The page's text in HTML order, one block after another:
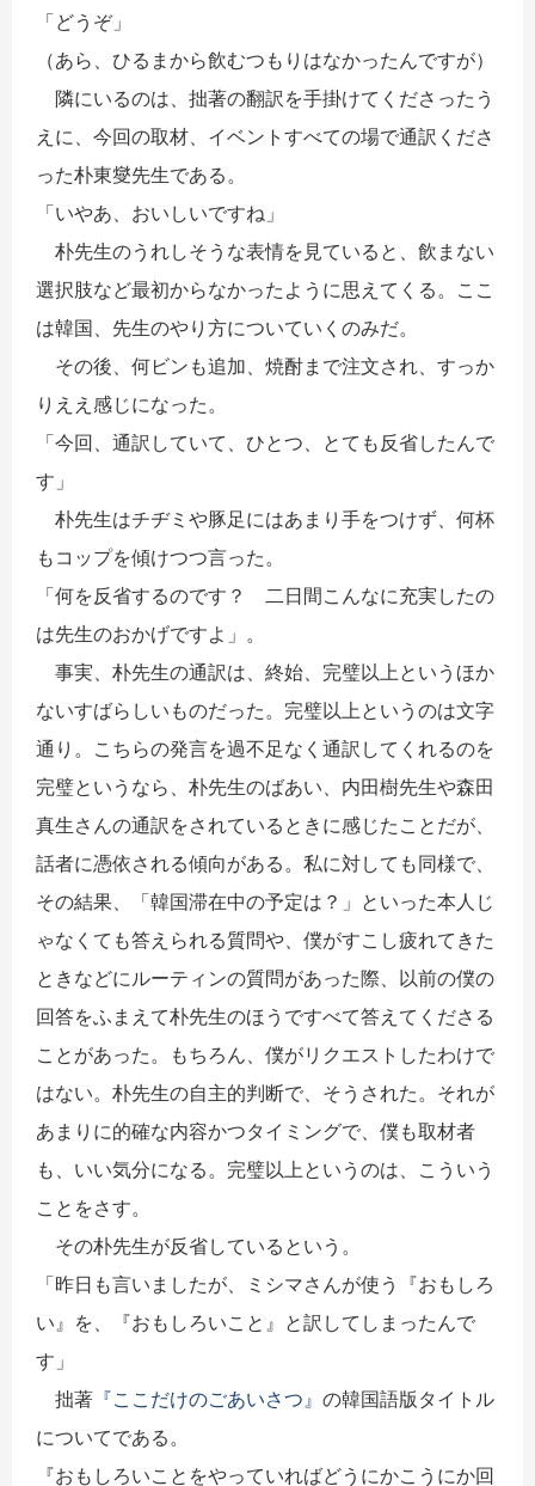
「どうぞ」
（あら、ひるまから飲むつもりはなかったんですが）
隣にいるのは、拙著の翻訳を手掛けてくださったう
えに、今回の取材、イベントすべての場で通訳くださ
った朴東燮先生である。
「いやあ、おいしいですね」
朴先生のうれしそうな表情を見ていると、飲まない
選択肢など最初からなかったように思えてくる。ここ
は韓国、先生のやり方についていくのみだ。
その後、何ビンも追加、焼酎まで注文され、すっか
りええ感じになった。
「今回、通訳していて、ひとつ、とても反省したんで
す」
朴先生はチヂミや豚足にはあまり手をつけず、何杯
もコップを傾けつつ言った。
「何を反省するのです？ 二日間こんなに充実したの
は先生のおかげですよ」。
事実、朴先生の通訳は、終始、完璧以上というほか
ないすばらしいものだった。完璧以上というのは文字
通り。こちらの発言を過不足なく通訳してくれるのを
完璧というなら、朴先生のばあい、内田樹先生や森田
真生さんの通訳をされているときに感じたことだが、
話者に憑依される傾向がある。私に対しても同様で、
その結果、「韓国滞在中の予定は？」といった本人じ
ゃなくても答えられる質問や、僕がすこし疲れてきた
ときなどにルーティンの質問があった際、以前の僕の
回答をふまえて朴先生のほうですべて答えてくださる
ことがあった。もちろん、僕がリクエストしたわけで
はない。朴先生の自主的判断で、そうされた。それが
あまりに的確な内容かつタイミングで、僕も取材者
も、いい気分になる。完璧以上というのは、こういう
ことをさす。
その朴先生が反省しているという。
「昨日も言いましたが、ミシマさんが使う『おもしろ
い』を、『おもしろいこと』と訳してしまったんで
す」
拙著 『ここだけのごあいさつ』 の韓国語版タイトル
についてである。
『おもしろいことをやっていればどうにかこうにか回